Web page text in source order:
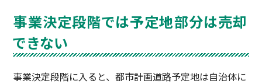
事業決定段階では予定地部分は売却
できない
事業決定段階に入ると、都市計画道路予定地は自治体に